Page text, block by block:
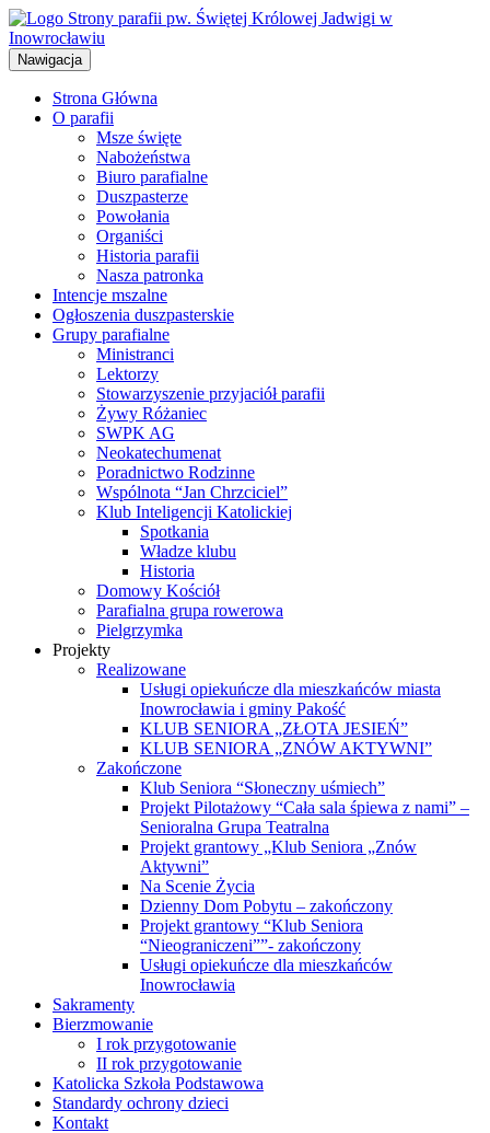
Przejdź
do
treści
Nawigacja
Strona Główna
O parafii
Msze święte
Nabożeństwa
Biuro parafialne
Duszpasterze
Powołania
Organiści
Historia parafii
Nasza patronka
Intencje mszalne
Ogłoszenia duszpasterskie
Grupy parafialne
Ministranci
Lektorzy
Stowarzyszenie przyjaciół parafii
Żywy Różaniec
SWPK AG
Neokatechumenat
Poradnictwo Rodzinne
Wspólnota “Jan Chrzciciel”
Klub Inteligencji Katolickiej
Spotkania
Władze klubu
Historia
Domowy Kościół
Parafialna grupa rowerowa
Pielgrzymka
Projekty
Realizowane
Usługi opiekuńcze dla mieszkańców miasta
Inowrocławia i gminy Pakość
KLUB SENIORA „ZŁOTA JESIEŃ”
KLUB SENIORA „ZNÓW AKTYWNI”
Zakończone
Klub Seniora “Słoneczny uśmiech”
Projekt Pilotażowy “Cała sala śpiewa z nami” –
Senioralna Grupa Teatralna
Projekt grantowy „Klub Seniora „Znów
Aktywni”
Na Scenie Życia
Dzienny Dom Pobytu – zakończony
Projekt grantowy “Klub Seniora
“Nieograniczeni””- zakończony
Usługi opiekuńcze dla mieszkańców
Inowrocławia
Sakramenty
Bierzmowanie
I rok przygotowanie
II rok przygotowanie
Katolicka Szkoła Podstawowa
Standardy ochrony dzieci
Kontakt